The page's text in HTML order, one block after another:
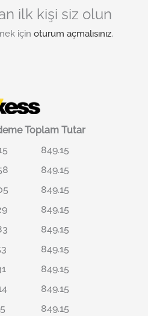
ilk kişi siz olun
için oturum açmalısınız.
Toplam Tutar
849.15
849.15
849.15
849.15
849.15
849.15
849.15
849.15
849.15